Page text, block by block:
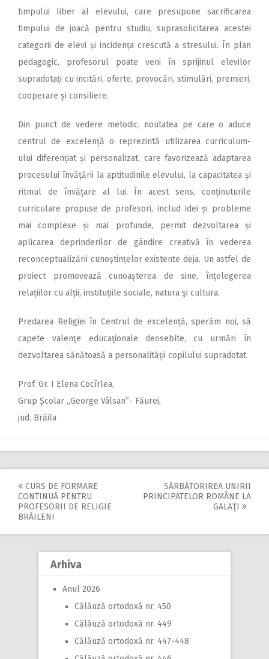
timpului liber al elevului, care presupune sacrificarea
timpului de joacă pentru studiu, suprasolicitarea acestei
categorii de elevi și incidența crescută a stresului. În plan
pedagogic, profesorul poate veni în sprijinul elevilor
supradotați cu incitări, oferte, provocări, stimulări, premieri,
cooperare și consiliere.
Din punct de vedere metodic, noutatea pe care o aduce
centrul de excelență o reprezintă utilizarea curriculum-
ului diferențiat și personalizat, care favorizează adaptarea
procesului învățării la aptitudinile elevului, la capacitatea și
ritmul de învățare al lui. În acest sens, conținuturile
curriculare propuse de profesori, includ idei și probleme
mai complexe și mai profunde, permit dezvoltarea și
aplicarea deprinderilor de gândire creativă în vederea
reconceptualizării cunoștințelor existente deja. Un astfel de
proiect promovează cunoașterea de sine, înțelegerea
relațiilor cu alții, instituțiile sociale, natura şi cultura.
Predarea Religiei în Centrul de excelență, sperăm noi, să
capete valenţe educaţionale deosebite, cu urmări în
dezvoltarea sănătoasă a personalității copilului supradotat.
Prof. Gr. I Elena Cocîrlea,
Grup Școlar „George Vâlsan”- Făurei,
jud. Brăila
Post
navigation
CURS DE FORMARE
CONTINUĂ PENTRU
PROFESORII DE RELIGIE
BRĂILENI
SĂRBĂTORIREA UNIRII
PRINCIPATELOR ROMÂNE LA
GALAŢI
Arhiva
Anul 2026
Călăuză ortodoxă nr. 450
Călăuză ortodoxă nr. 449
Călăuză ortodoxă nr. 447-448